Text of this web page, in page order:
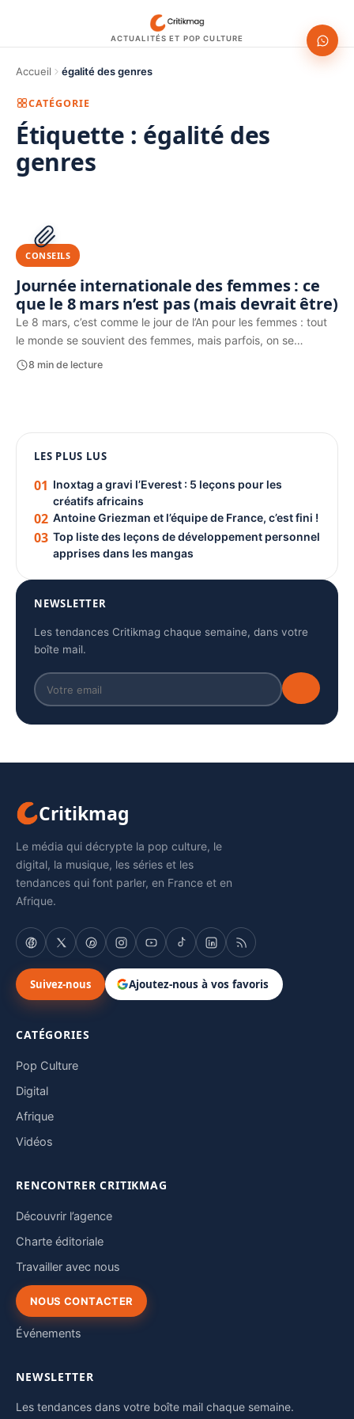
ACTUALITÉS ET POP CULTURE
Accueil égalité des genres
CATÉGORIE
Étiquette : égalité des
genres
PUBLICITÉ
CONSEILS
Journée internationale des femmes : ce
que le 8 mars n’est pas (mais devrait être)
Le 8 mars, c’est comme le jour de l’An pour les femmes : tout
le monde se souvient des femmes, mais parfois, on se…
8 min de lecture
PUBLICITÉ
LES PLUS LUS
01 Inoxtag a gravi l’Everest : 5 leçons pour les
créatifs africains
02 Antoine Griezman et l’équipe de France, c’est fini !
03 Top liste des leçons de développement personnel
apprises dans les mangas
NEWSLETTER
Les tendances Critikmag chaque semaine, dans votre
boîte mail.
Critikmag
Le média qui décrypte la pop culture, le
digital, la musique, les séries et les
tendances qui font parler, en France et en
Afrique.
Suivez-nous Ajoutez-nous à vos favoris
CATÉGORIES
Pop Culture
Digital
Afrique
Vidéos
RENCONTRER CRITIKMAG
Découvrir l’agence
Charte éditoriale
Travailler avec nous
NOUS CONTACTER
Événements
NEWSLETTER
Les tendances dans votre boîte mail chaque semaine.